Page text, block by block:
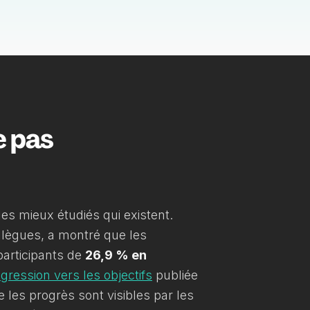
pas
mieux étudiés qui existent.
a montré que les
de 26,9 % en
vers les objectifs publiée
progrès sont visibles par les